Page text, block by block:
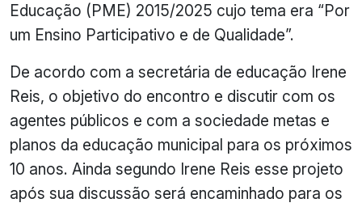
Educação (PME) 2015/2025 cujo tema era “Por
um Ensino Participativo e de Qualidade”.
De acordo com a secretária de educação Irene
Reis, o objetivo do encontro e discutir com os
agentes públicos e com a sociedade metas e
planos da educação municipal para os próximos
10 anos. Ainda segundo Irene Reis esse projeto
após sua discussão será encaminhado para os